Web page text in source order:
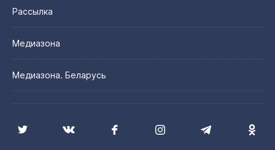
Рассылка
Медиазона
Медиазона. Беларусь